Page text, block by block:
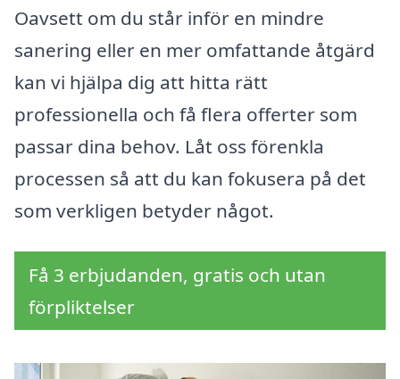
Oavsett om du står inför en mindre
sanering eller en mer omfattande åtgärd
kan vi hjälpa dig att hitta rätt
professionella och få flera offerter som
passar dina behov. Låt oss förenkla
processen så att du kan fokusera på det
som verkligen betyder något.
Få 3 erbjudanden, gratis och utan
förpliktelser